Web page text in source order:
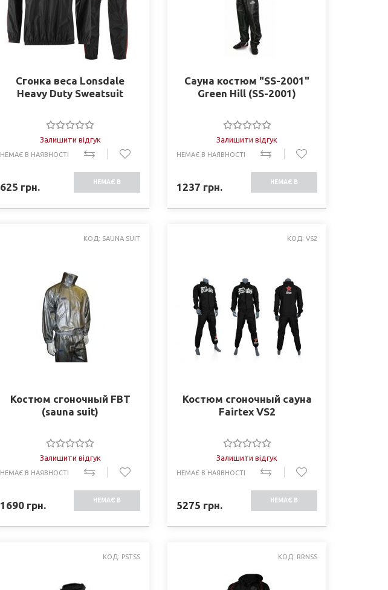
Сгонка веса Lonsdale
Heavy Duty Sweatsuit
Залишити відгук
НЕМАЄ В НАЯВНОСТІ
625 грн. НЕМАЄ В
Сауна костюм "SS-2001"
Green Hill (SS-2001)
Залишити відгук
НЕМАЄ В НАЯВНОСТІ
1237 грн. НЕМАЄ В
КОД: SAUNA SUIT
Костюм сгоночный FBT
(sauna suit)
Залишити відгук
НЕМАЄ В НАЯВНОСТІ
1690грн. НЕМАЄ В
КОД: VS2
Костюм сгоночный cауна
Fairtex VS2
Залишити відгук
НЕМАЄ В НАЯВНОСТІ
5275 грн. НЕМАЄ В
КОД: PSTSS КОД: RRNSS